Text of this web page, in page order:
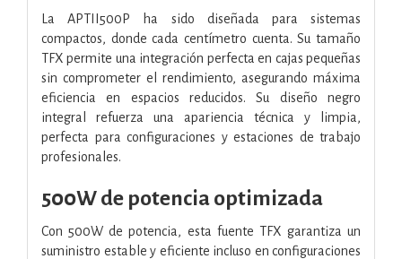
La APTII500P ha sido diseñada para sistemas
compactos, donde cada centímetro cuenta. Su tamaño
TFX permite una integración perfecta en cajas pequeñas
sin comprometer el rendimiento, asegurando máxima
eficiencia en espacios reducidos. Su diseño negro
integral refuerza una apariencia técnica y limpia,
perfecta para configuraciones y estaciones de trabajo
profesionales.
500W de potencia optimizada
Con 500W de potencia, esta fuente TFX garantiza un
suministro estable y eficiente incluso en configuraciones